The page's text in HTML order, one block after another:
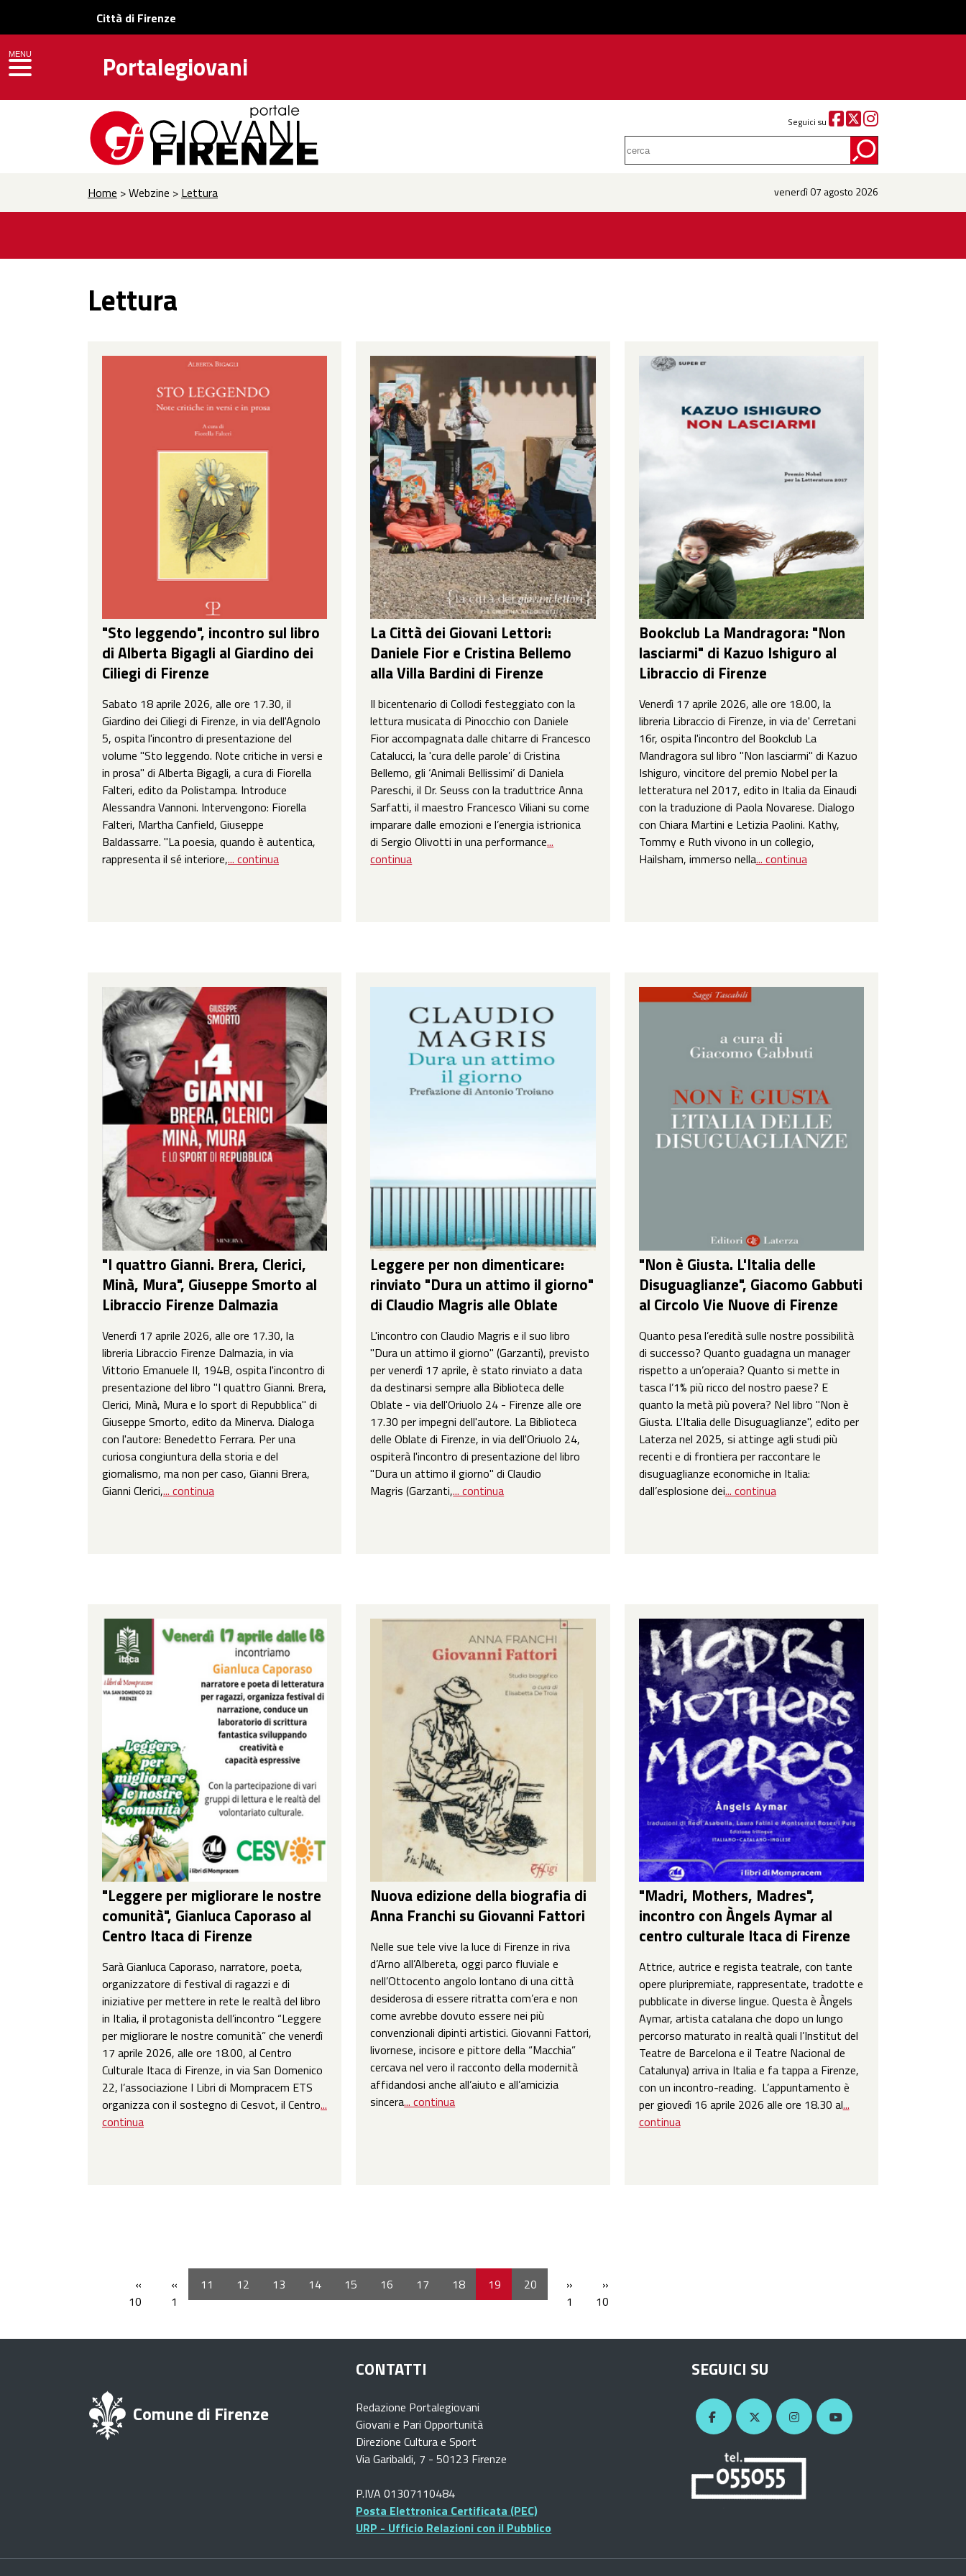
Città di Firenze
Portalegiovani
Seguici su
MENU
toggle navigation
Home > Webzine > Lettura venerdì 07 agosto 2026
Lettura
"Sto leggendo", incontro sul libro
di Alberta Bigagli al Giardino dei
Ciliegi di Firenze
Sabato 18 aprile 2026, alle ore 17.30, il
Giardino dei Ciliegi di Firenze, in via dell'Agnolo
5, ospita l'incontro di presentazione del
volume "Sto leggendo. Note critiche in versi e
in prosa" di Alberta Bigagli, a cura di Fiorella
Falteri, edito da Polistampa. Introduce
Alessandra Vannoni. Intervengono: Fiorella
Falteri, Martha Canfield, Giuseppe
Baldassarre. "La poesia, quando è autentica,
rappresenta il sé interiore,... continua
La Città dei Giovani Lettori:
Daniele Fior e Cristina Bellemo
alla Villa Bardini di Firenze
Il bicentenario di Collodi festeggiato con la
lettura musicata di Pinocchio con Daniele
Fior accompagnata dalle chitarre di Francesco
Catalucci, la 'cura delle parole’ di Cristina
Bellemo, gli ‘Animali Bellissimi’ di Daniela
Pareschi, il Dr. Seuss con la traduttrice Anna
Sarfatti, il maestro Francesco Viliani su come
imparare dalle emozioni e l’energia istrionica
di Sergio Olivotti in una performance...
continua
Bookclub La Mandragora: "Non
lasciarmi" di Kazuo Ishiguro al
Libraccio di Firenze
Venerdì 17 aprile 2026, alle ore 18.00, la
libreria Libraccio di Firenze, in via de' Cerretani
16r, ospita l'incontro del Bookclub La
Mandragora sul libro "Non lasciarmi" di Kazuo
Ishiguro, vincitore del premio Nobel per la
letteratura nel 2017, edito in Italia da Einaudi
con la traduzione di Paola Novarese. Dialogo
con Chiara Martini e Letizia Paolini. Kathy,
Tommy e Ruth vivono in un collegio,
Hailsham, immerso nella... continua
"I quattro Gianni. Brera, Clerici,
Minà, Mura", Giuseppe Smorto al
Libraccio Firenze Dalmazia
Venerdì 17 aprile 2026, alle ore 17.30, la
libreria Libraccio Firenze Dalmazia, in via
Vittorio Emanuele II, 194B, ospita l'incontro di
presentazione del libro "I quattro Gianni. Brera,
Clerici, Minà, Mura e lo sport di Repubblica" di
Giuseppe Smorto, edito da Minerva. Dialoga
con l'autore: Benedetto Ferrara. Per una
curiosa congiuntura della storia e del
giornalismo, ma non per caso, Gianni Brera,
Gianni Clerici,... continua
Leggere per non dimenticare:
rinviato "Dura un attimo il giorno"
di Claudio Magris alle Oblate
L'incontro con Claudio Magris e il suo libro
"Dura un attimo il giorno" (Garzanti), previsto
per venerdì 17 aprile, è stato rinviato a data
da destinarsi sempre alla Biblioteca delle
Oblate - via dell'Oriuolo 24 - Firenze alle ore
17.30 per impegni dell'autore. La Biblioteca
delle Oblate di Firenze, in via dell'Oriuolo 24,
ospiterà l'incontro di presentazione del libro
"Dura un attimo il giorno" di Claudio
Magris (Garzanti,... continua
"Non è Giusta. L'Italia delle
Disuguaglianze", Giacomo Gabbuti
al Circolo Vie Nuove di Firenze
Quanto pesa l’eredità sulle nostre possibilità
di successo? Quanto guadagna un manager
rispetto a un’operaia? Quanto si mette in
tasca l’1% più ricco del nostro paese? E
quanto la metà più povera? Nel libro "Non è
Giusta. L'Italia delle Disuguaglianze", edito per
Laterza nel 2025, si attinge agli studi più
recenti e di frontiera per raccontare le
disuguaglianze economiche in Italia:
dall’esplosione dei... continua
"Leggere per migliorare le nostre
comunità", Gianluca Caporaso al
Centro Itaca di Firenze
Sarà Gianluca Caporaso, narratore, poeta,
organizzatore di festival di ragazzi e di
iniziative per mettere in rete le realtà del libro
in Italia, il protagonista dell’incontro “Leggere
per migliorare le nostre comunità” che venerdì
17 aprile 2026, alle ore 18.00, al Centro
Culturale Itaca di Firenze, in via San Domenico
22, l’associazione I Libri di Mompracem ETS
organizza con il sostegno di Cesvot, il Centro...
continua
Nuova edizione della biografia di
Anna Franchi su Giovanni Fattori
Nelle sue tele vive la luce di Firenze in riva
d’Arno all’Albereta, oggi parco fluviale e
nell’Ottocento angolo lontano di una città
desiderosa di essere ritratta com’era e non
come avrebbe dovuto essere nei più
convenzionali dipinti artistici. Giovanni Fattori,
livornese, incisore e pittore della “Macchia”
cercava nel vero il racconto della modernità
affidandosi anche all’aiuto e all’amicizia
sincera... continua
"Madri, Mothers, Madres",
incontro con Àngels Aymar al
centro culturale Itaca di Firenze
Attrice, autrice e regista teatrale, con tante
opere pluripremiate, rappresentate, tradotte e
pubblicate in diverse lingue. Questa è Àngels
Aymar, artista catalana che dopo un lungo
percorso maturato in realtà quali l’Institut del
Teatre de Barcelona e il Teatre Nacional de
Catalunya) arriva in Italia e fa tappa a Firenze,
con un incontro-reading. L’appuntamento è
per giovedì 16 aprile 2026 alle ore 18.30 al...
continua
«
10
«
1
11 12 13 14 15 16 17 18 19 20
»
1
»
10
Comune di Firenze
CONTATTI
Redazione Portalegiovani
Giovani e Pari Opportunità
Direzione Cultura e Sport
Via Garibaldi, 7 - 50123 Firenze
P.IVA 01307110484
Posta Elettronica Certificata (PEC)
URP - Ufficio Relazioni con il Pubblico
SEGUICI SU